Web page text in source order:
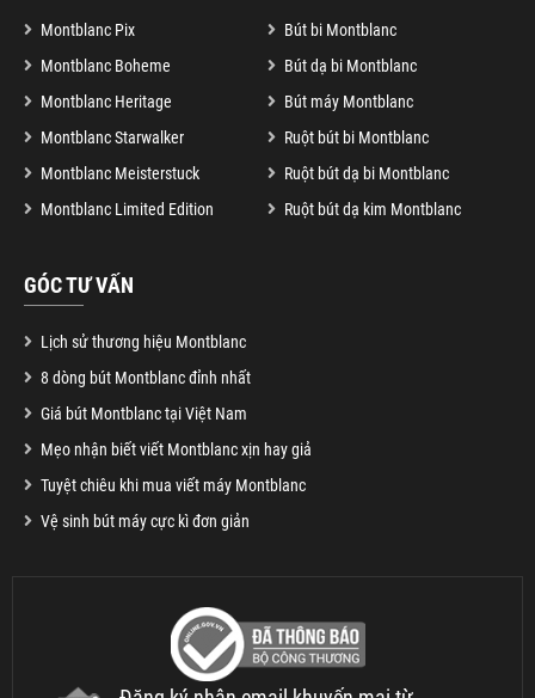
Montblanc Pix
Bút bi Montblanc
Montblanc Boheme
Bút dạ bi Montblanc
Montblanc Heritage
Bút máy Montblanc
Montblanc Starwalker
Ruột bút bi Montblanc
Montblanc Meisterstuck
Ruột bút dạ bi Montblanc
Montblanc Limited Edition
Ruột bút dạ kim Montblanc
GÓC TƯ VẤN
Lịch sử thương hiệu Montblanc
8 dòng bút Montblanc đỉnh nhất
Giá bút Montblanc tại Việt Nam
Mẹo nhận biết viết Montblanc xịn hay giả
Tuyệt chiêu khi mua viết máy Montblanc
Vệ sinh bút máy cực kì đơn giản